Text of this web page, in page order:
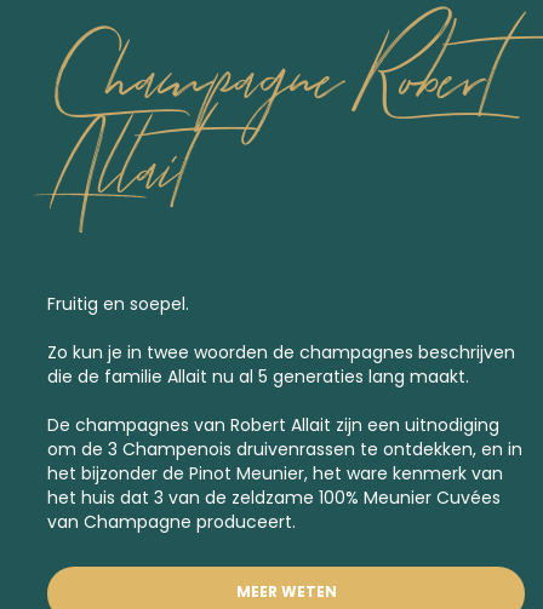
Champagne Robert
Allait
Fruitig en soepel.
Zo kun je in twee woorden de champagnes beschrijven
die de familie Allait nu al 5 generaties lang maakt.
De champagnes van Robert Allait zijn een uitnodiging
om de 3 Champenois druivenrassen te ontdekken, en in
het bijzonder de Pinot Meunier, het ware kenmerk van
het huis dat 3 van de zeldzame 100% Meunier Cuvées
van Champagne produceert.
MEER WETEN